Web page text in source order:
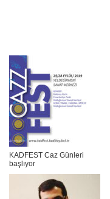
KADFEST Caz Günleri
başlıyor